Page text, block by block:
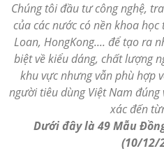
Chúng tôi đầu tư công nghệ,
của các nước có nền khoa
Loan, HongKong.... để tạo ra
biệt về kiểu dáng, chất lượng
khu vực nhưng vẫn phù hợp
người tiêu dùng Việt Nam đúng
xác đến
Dưới đây là 49 Mẫu
(10/12/